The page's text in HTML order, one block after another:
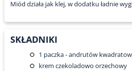
Miód działa jak klej, w dodatku ładnie
SKŁADNIKI
1 paczka - andrutów
krem czekoladowo orzechowy